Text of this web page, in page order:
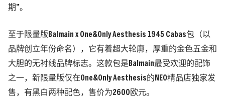
期”。
至于限量版Balmain x One&Only Aesthesis 1945 Cabas包（以
品牌创立年份命名），它有着超大轮廓，厚重的金色五金和
大胆的无衬线品牌标志。这款包是Balmain最受欢迎的配饰
之一，新限量版仅在One&Only Aesthesis的NEO精品店独家发
售，有黑白两种配色，售价为2600欧元。